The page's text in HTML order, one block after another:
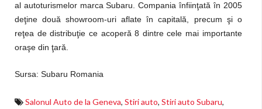
al autoturismelor marca Subaru. Compania înfiinţată în 2005
deţine două showroom-uri aflate în capitală, precum şi o
reţea de distribuţie ce acoperă 8 dintre cele mai importante
oraşe din ţară.
Sursa: Subaru Romania
Salonul Auto de la Geneva, Stiri auto, Stiri auto Subaru,